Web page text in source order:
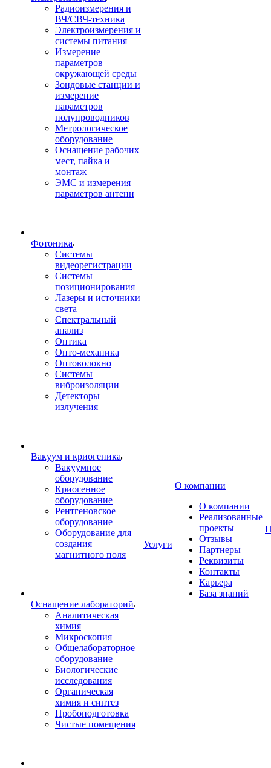
Радиоизмерения и
ВЧ/СВЧ-техника
Электроизмерения и
системы питания
Измерение
параметров
окружающей среды
Зондовые станции и
измерение
параметров
полупроводников
Метрологическое
оборудование
Оснащение рабочих
мест, пайка и
монтаж
ЭМС и измерения
параметров антенн
Фотоника
Cистемы
видеорегистрации
Системы
позиционирования
Лазеры и источники
света
Спектральный
анализ
Оптика
Опто-механика
Оптоволокно
Системы
виброизоляции
Детекторы
излучения
Вакуум и криогеника
Вакуумное
оборудование
Криогенное
оборудование
Рентгеновское
оборудование
Оборудование для
создания
магнитного поля
Оснащение лабораторий
Аналитическая
химия
Микроскопия
Общелабораторное
оборудование
Биологические
исследования
Органическая
химия и синтез
Пробоподготовка
Чистые помещения
Услуги
О компании
О компании
Реализованные
проекты
Отзывы
Партнеры
Реквизиты
Контакты
Карьера
База знаний